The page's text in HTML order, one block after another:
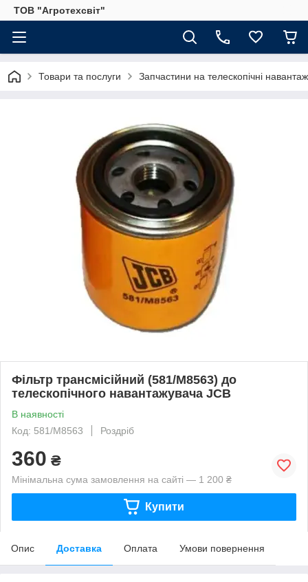
ТОВ "Агротехсвіт"
Товари та послуги Запчастини на телескопічні
Фільтр трансмісійний (581/M8563) до
телескопічного навантажувача JCB
В наявності
Код: 581/M8563
Роздріб
360 ₴
Мінімальна сума замовлення на сайті — 1 200 ₴
Купити
Опис Доставка Оплата Умови повернення